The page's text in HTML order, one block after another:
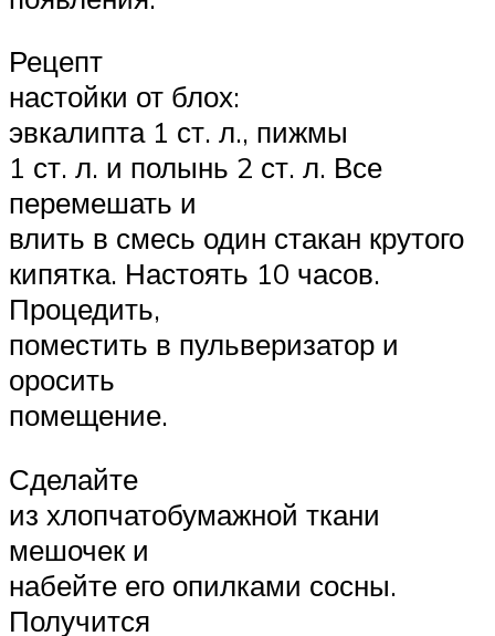
Рецепт
настойки от блох:
эвкалипта 1 ст. л., пижмы
1 ст. л. и полынь 2 ст. л. Все
перемешать и
влить в смесь один стакан крутого
кипятка. Настоять 10 часов.
Процедить,
поместить в пульверизатор и
оросить
помещение.
Сделайте
из хлопчатобумажной ткани
мешочек и
набейте его опилками сосны.
Получится